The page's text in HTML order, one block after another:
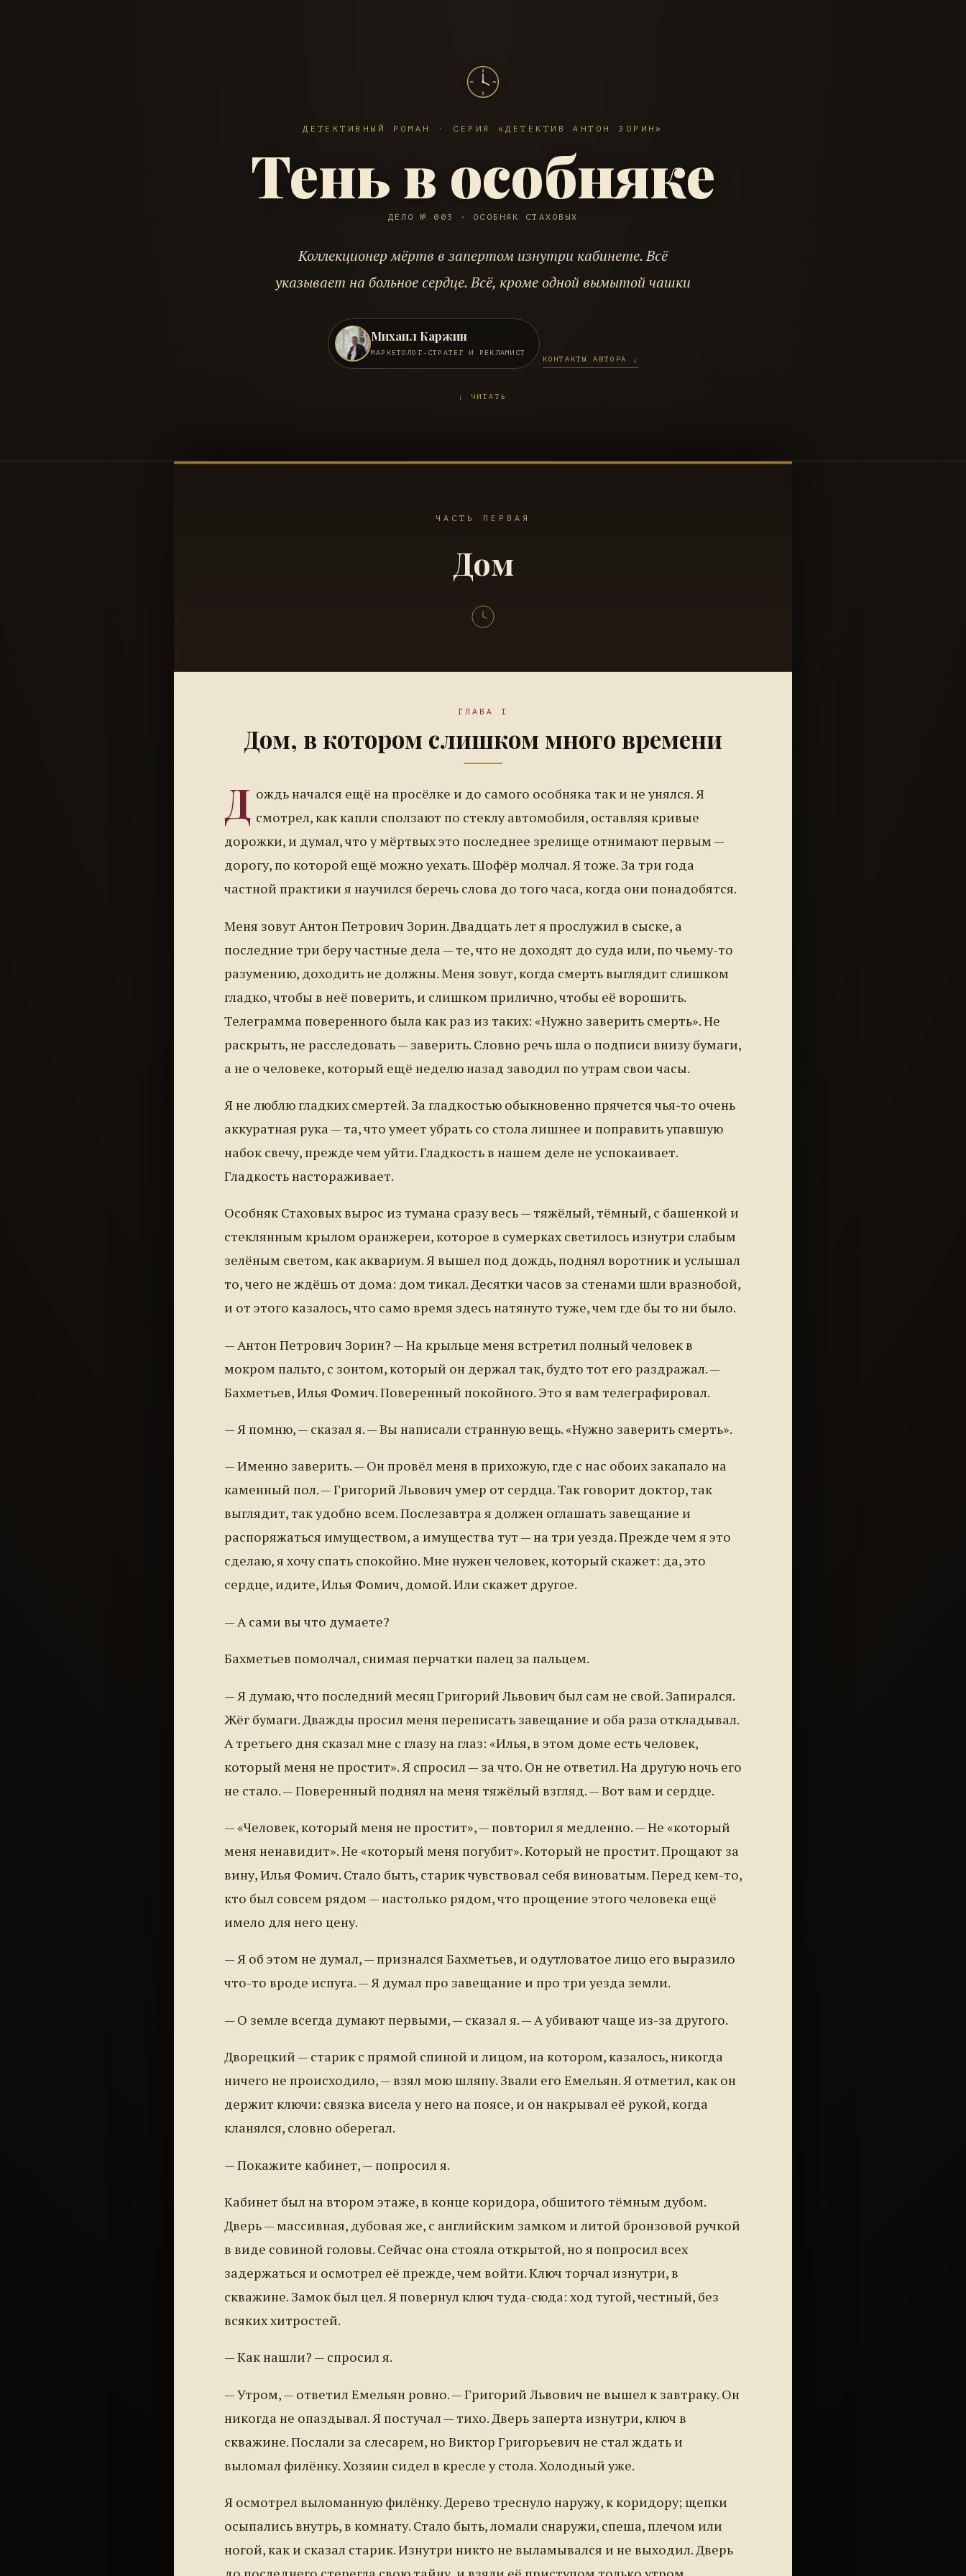
ДЕТЕКТИВНЫЙ РОМАН · СЕРИЯ «ДЕТЕКТИВ АНТОН ЗОРИН»
Тень в особняке
ДЕЛО № 003 · ОСОБНЯК СТАХОВЫХ
Коллекционер мёртв в запертом изнутри кабинете. Всё
указывает на больное сердце. Всё, кроме одной вымытой чашки
Михаил Каржин
МАРКЕТОЛОГ-СТРАТЕГ И РЕКЛАМИСТ
КОНТАКТЫ АВТОРА ↓
↓ ЧИТАТЬ
ЧАСТЬ ПЕРВАЯ
Дом
ГЛАВА I
Дом, в котором слишком много времени
Д ождь начался ещё на просёлке и до самого особняка так и не унялся. Я
смотрел, как капли сползают по стеклу автомобиля, оставляя кривые
дорожки, и думал, что у мёртвых это последнее зрелище отнимают первым —
дорогу, по которой ещё можно уехать. Шофёр молчал. Я тоже. За три года
частной практики я научился беречь слова до того часа, когда они понадобятся.
Меня зовут Антон Петрович Зорин. Двадцать лет я прослужил в сыске, а
последние три беру частные дела — те, что не доходят до суда или, по чьему-то
разумению, доходить не должны. Меня зовут, когда смерть выглядит слишком
гладко, чтобы в неё поверить, и слишком прилично, чтобы её ворошить.
Телеграмма поверенного была как раз из таких: «Нужно заверить смерть». Не
раскрыть, не расследовать — заверить. Словно речь шла о подписи внизу бумаги,
а не о человеке, который ещё неделю назад заводил по утрам свои часы.
Я не люблю гладких смертей. За гладкостью обыкновенно прячется чья-то очень
аккуратная рука — та, что умеет убрать со стола лишнее и поправить упавшую
набок свечу, прежде чем уйти. Гладкость в нашем деле не успокаивает.
Гладкость настораживает.
Особняк Стаховых вырос из тумана сразу весь — тяжёлый, тёмный, с башенкой и
стеклянным крылом оранжереи, которое в сумерках светилось изнутри слабым
зелёным светом, как аквариум. Я вышел под дождь, поднял воротник и услышал
то, чего не ждёшь от дома: дом тикал. Десятки часов за стенами шли вразнобой,
и от этого казалось, что само время здесь натянуто туже, чем где бы то ни было.
— Антон Петрович Зорин? — На крыльце меня встретил полный человек в
мокром пальто, с зонтом, который он держал так, будто тот его раздражал. —
Бахметьев, Илья Фомич. Поверенный покойного. Это я вам телеграфировал.
— Я помню, — сказал я. — Вы написали странную вещь. «Нужно заверить смерть».
— Именно заверить. — Он провёл меня в прихожую, где с нас обоих закапало на
каменный пол. — Григорий Львович умер от сердца. Так говорит доктор, так
выглядит, так удобно всем. Послезавтра я должен оглашать завещание и
распоряжаться имуществом, а имущества тут — на три уезда. Прежде чем я это
сделаю, я хочу спать спокойно. Мне нужен человек, который скажет: да, это
сердце, идите, Илья Фомич, домой. Или скажет другое.
— А сами вы что думаете?
Бахметьев помолчал, снимая перчатки палец за пальцем.
— Я думаю, что последний месяц Григорий Львович был сам не свой. Запирался.
Жёг бумаги. Дважды просил меня переписать завещание и оба раза откладывал.
А третьего дня сказал мне с глазу на глаз: «Илья, в этом доме есть человек,
который меня не простит». Я спросил — за что. Он не ответил. На другую ночь его
не стало. — Поверенный поднял на меня тяжёлый взгляд. — Вот вам и сердце.
— «Человек, который меня не простит», — повторил я медленно. — Не «который
меня ненавидит». Не «который меня погубит». Который не простит. Прощают за
вину, Илья Фомич. Стало быть, старик чувствовал себя виноватым. Перед кем-то,
кто был совсем рядом — настолько рядом, что прощение этого человека ещё
имело для него цену.
— Я об этом не думал, — признался Бахметьев, и одутловатое лицо его выразило
что-то вроде испуга. — Я думал про завещание и про три уезда земли.
— О земле всегда думают первыми, — сказал я. — А убивают чаще из-за другого.
Дворецкий — старик с прямой спиной и лицом, на котором, казалось, никогда
ничего не происходило, — взял мою шляпу. Звали его Емельян. Я отметил, как он
держит ключи: связка висела у него на поясе, и он накрывал её рукой, когда
кланялся, словно оберегал.
— Покажите кабинет, — попросил я.
Кабинет был на втором этаже, в конце коридора, обшитого тёмным дубом.
Дверь — массивная, дубовая же, с английским замком и литой бронзовой ручкой
в виде совиной головы. Сейчас она стояла открытой, но я попросил всех
задержаться и осмотрел её прежде, чем войти. Ключ торчал изнутри, в
скважине. Замок был цел. Я повернул ключ туда-сюда: ход тугой, честный, без
всяких хитростей.
— Как нашли? — спросил я.
— Утром, — ответил Емельян ровно. — Григорий Львович не вышел к завтраку. Он
никогда не опаздывал. Я постучал — тихо. Дверь заперта изнутри, ключ в
скважине. Послали за слесарем, но Виктор Григорьевич не стал ждать и
выломал филёнку. Хозяин сидел в кресле у стола. Холодный уже.
Я осмотрел выломанную филёнку. Дерево треснуло наружу, к коридору; щепки
осыпались внутрь, в комнату. Стало быть, ломали снаружи, спеша, плечом или
ногой, как и сказал старик. Изнутри никто не выламывался и не выходил. Дверь